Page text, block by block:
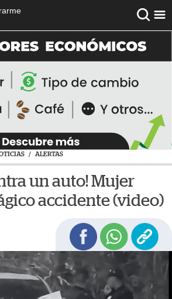
/ ALERTAS
un auto! Mujer
accidente (video)